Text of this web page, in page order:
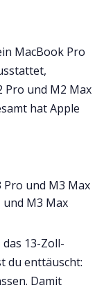
MacBook Pro
Pro und M2 Max
hat Apple
Pro und M3 Max
M3 Max
13-Zoll-
du enttäuscht:
Damit